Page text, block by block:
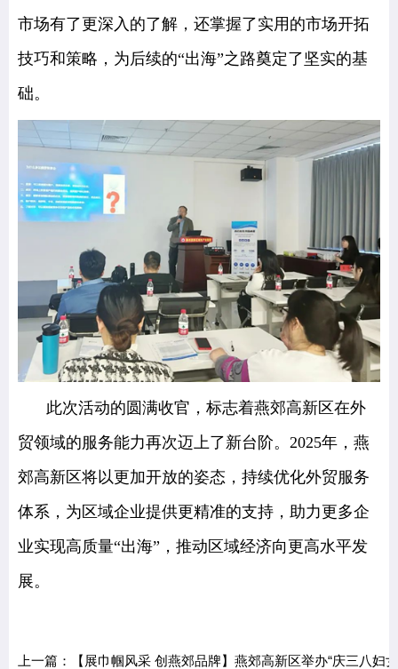
市场有了更深入的了解，还掌握了实用的市场开拓
技巧和策略，为后续的“出海”之路奠定了坚实的基
础。
此次活动的圆满收官，标志着燕郊高新区在外
贸领域的服务能力再次迈上了新台阶。2025年，燕
郊高新区将以更加开放的姿态，持续优化外贸服务
体系，为区域企业提供更精准的支持，助力更多企
业实现高质量“出海”，推动区域经济向更高水平发
展。
上一篇：【展巾帼风采 创燕郊品牌】燕郊高新区举办“庆三八妇